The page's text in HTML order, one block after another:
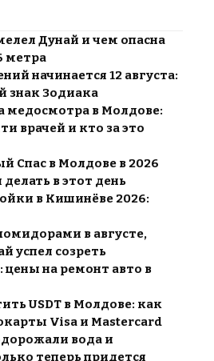
Дунай и чем опасна
метра
начинается 12 августа:
знак Зодиака
медосмотра в Молдове:
врачей и кто за это
Спас в Молдове в 2026
делать в этот день
в Кишинёве 2026:
в августе,
успел созреть
цены на ремонт авто в
USDT в Молдове: как
Visa и Mastercard
вода и
теперь придется